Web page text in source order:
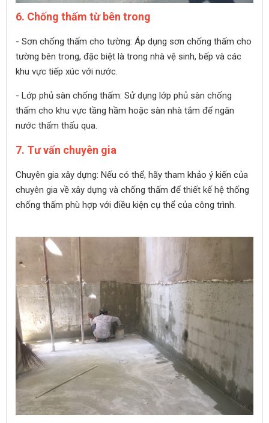
6. Chống thấm từ bên trong
- Sơn chống thấm cho tường: Áp dụng sơn chống thấm cho
tường bên trong, đặc biệt là trong nhà vệ sinh, bếp và các
khu vực tiếp xúc với nước.
- Lớp phủ sàn chống thấm: Sử dụng lớp phủ sàn chống
thấm cho khu vực tầng hầm hoặc sàn nhà tắm để ngăn
nước thẩm thấu qua.
7. Tư vấn chuyên gia
Chuyên gia xây dựng: Nếu có thể, hãy tham khảo ý kiến của
chuyên gia về xây dựng và chống thấm để thiết kế hệ thống
chống thấm phù hợp với điều kiện cụ thể của công trình.